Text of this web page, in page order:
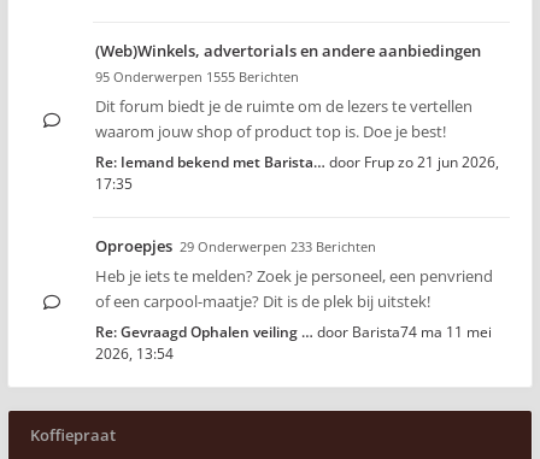
(Web)Winkels, advertorials en andere aanbiedingen
95 Onderwerpen 1555 Berichten
Dit forum biedt je de ruimte om de lezers te vertellen
waarom jouw shop of product top is. Doe je best!
Re: Iemand bekend met Barista… door Frupzo 21 jun 2026,
17:35
Oproepjes 29 Onderwerpen 233 Berichten
Heb je iets te melden? Zoek je personeel, een penvriend
of een carpool-maatje? Dit is de plek bij uitstek!
Re: Gevraagd Ophalen veiling … door Barista74 ma 11 mei
2026, 13:54
Koffiepraat